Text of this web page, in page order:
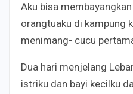
Aku bisa
orangtuaku di kampung
menimang- cucu
Dua hari menjelang
istriku dan bayi kecilku